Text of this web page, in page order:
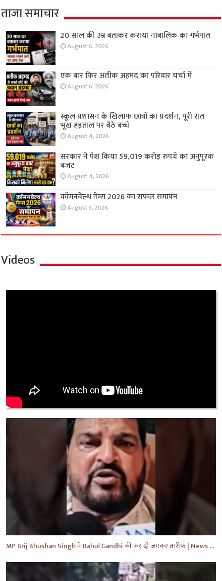
ताजा समाचार
20 साल की उम्र बताकर कराया नाबालिक का गर्भपात
August 6, 2026
एक बार फिर अतीक अहमद का परिवार चर्चा में
August 6, 2026
स्कूल प्रशासन के खिलाफ छात्रों का प्रदर्शन, पूरी रात
भूख हड़ताल पर बैठे बच्चे
August 4, 2026
सरकार ने पेश किया 59,019 करोड़ रुपये का अनुपूरक
बजट
August 4, 2026
कॉमनवेल्थ गेम्स 2026 का सफल समापन
August 3, 2026
Videos
MP Brij Bhushan Singh ने Rahul Gandhi की कर दी जमकर तारीफ | News | Breaking | #shorts #yt #news